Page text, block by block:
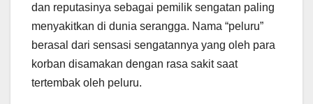
dan reputasinya sebagai pemilik sengatan paling
menyakitkan di dunia serangga. Nama “peluru”
berasal dari sensasi sengatannya yang oleh para
korban disamakan dengan rasa sakit saat
tertembak oleh peluru.